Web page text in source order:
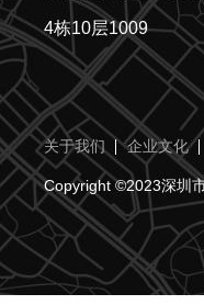
4栋10层1009
关于我们 企业文化
Copyright ©2023深圳